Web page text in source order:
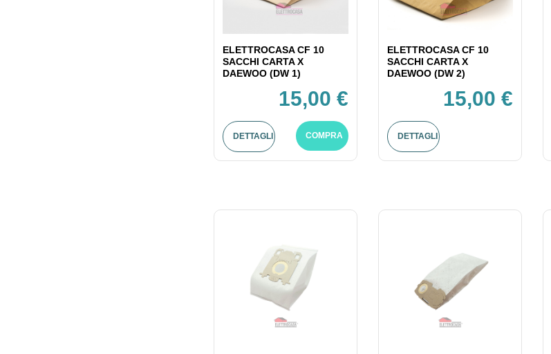
ELETTROCASA CF 10
SACCHI CARTA X
DAEWOO (DW 1)
15,00 €
DETTAGLI COMPRA
ELETTROCASA CF 10
SACCHI CARTA X
DAEWOO (DW 2)
15,00 €
DETTAGLI